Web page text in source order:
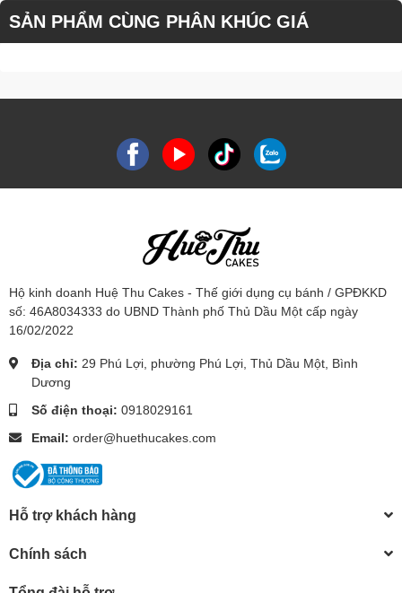
SẢN PHẨM CÙNG PHÂN KHÚC GIÁ
Hộ kinh doanh Huệ Thu Cakes - Thế giới dụng cụ bánh / GPĐKKD
số: 46A8034333 do UBND Thành phố Thủ Dầu Một cấp ngày
16/02/2022
Địa chỉ: 29 Phú Lợi, phường Phú Lợi, Thủ Dầu Một, Bình
Dương
Số điện thoại: 0918029161
Email: order@huethucakes.com
Hỗ trợ khách hàng
Chính sách